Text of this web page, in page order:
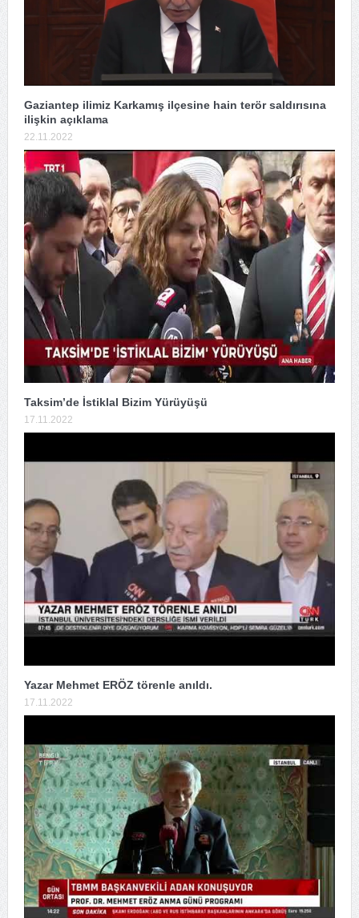
Gaziantep ilimiz Karkamış ilçesine hain terör saldırısına
ilişkin açıklama
22.11.2022
Taksim’de İstiklal Bizim Yürüyüşü
17.11.2022
Yazar Mehmet ERÖZ törenle anıldı.
17.11.2022